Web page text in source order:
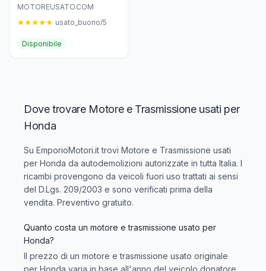
MOTOREUSATO.COM
usato_buono/5
Disponibile
Dove trovare Motore e Trasmissione usati per
Honda
Su EmporioMotori.it trovi Motore e Trasmissione usati
per Honda da autodemolizioni autorizzate in tutta Italia. I
ricambi provengono da veicoli fuori uso trattati ai sensi
del D.Lgs. 209/2003 e sono verificati prima della
vendita. Preventivo gratuito.
Quanto costa un motore e trasmissione usato per
Honda?
Il prezzo di un motore e trasmissione usato originale
per Honda varia in base all'anno del veicolo donatore,